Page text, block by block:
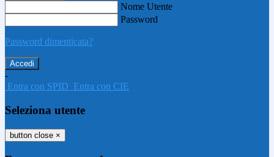
Nome Utente
Password
Password dimenticata?
-
Entra con SPID Entra con CIE
Seleziona utente
button close ×